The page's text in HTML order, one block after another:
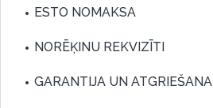
ESTO NOMAKSA
NORĒĶINU REKVIZĪTI
GARANTIJA UN ATGRIEŠANA